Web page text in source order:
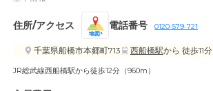
住所/アクセス
地図
電話番号 0120-579-721
千葉県船橋市本郷町713 西船橋駅から 徒歩11分
JR総武線西船橋駅から徒歩12分（960m）